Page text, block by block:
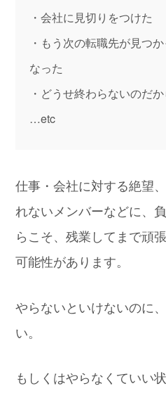
・会社に見切りをつけた
・もう次の転職先が見つ
なった
・どうせ終わらないのだ
…etc
仕事・会社に対する絶望
れないメンバーなどに、
らこそ、残業してまで頑
可能性があります。
やらないといけないのに
い。
もしくはやらなくていい